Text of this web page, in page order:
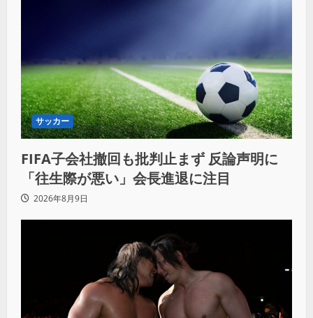
サッカー
FIFA子会社撤回も批判止まず 反論声明に
「往生際が悪い」会長進退に注目
2026年8月9日